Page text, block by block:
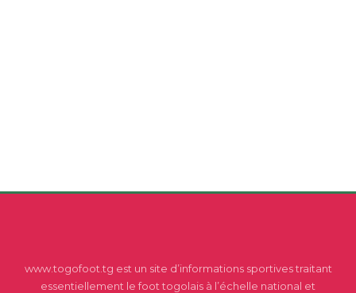
www.togofoot.tg est un site d’informations sportives traitant
essentiellement le foot togolais à l’échelle national et